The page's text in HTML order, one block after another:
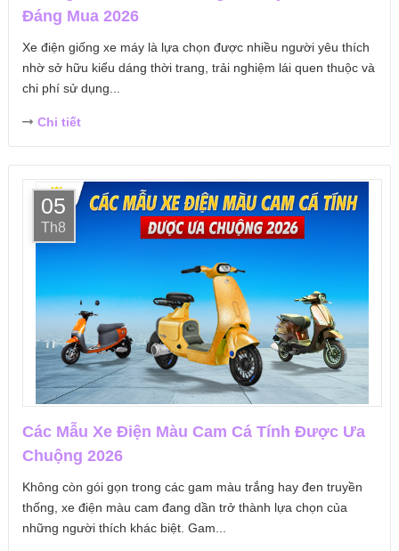
Đáng Mua 2026
Xe điện giống xe máy là lựa chọn được nhiều người yêu thích
nhờ sở hữu kiểu dáng thời trang, trải nghiệm lái quen thuộc và
chi phí sử dụng...
Chi tiết
05
Th8
Các Mẫu Xe Điện Màu Cam Cá Tính Được Ưa
Chuộng 2026
Không còn gói gọn trong các gam màu trắng hay đen truyền
thống, xe điện màu cam đang dần trở thành lựa chọn của
những người thích khác biệt. Gam...